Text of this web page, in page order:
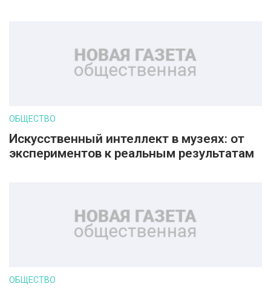
ОБЩЕСТВО
Искусственный интеллект в музеях: от
экспериментов к реальным результатам
ОБЩЕСТВО